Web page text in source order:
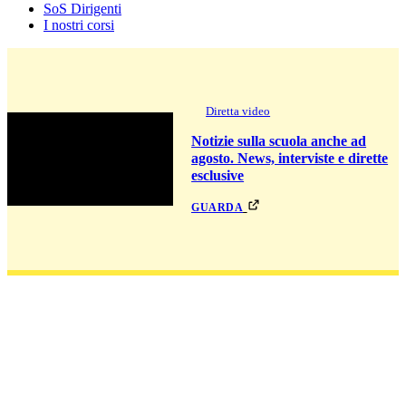
SoS Dirigenti
I nostri corsi
Diretta video
Notizie sulla scuola anche ad
agosto. News, interviste e dirette
esclusive
guarda